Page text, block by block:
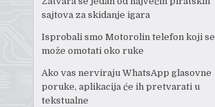
sajtova za skidanje igara
Isprobali smo Motorolin telefon koji se
može omotati oko ruke
Ako vas nerviraju WhatsApp glasovne
poruke, aplikacija će ih pretvarati u
tekstualne